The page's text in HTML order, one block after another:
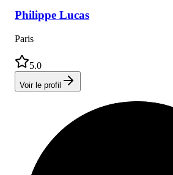
Philippe Lucas
Paris
5.0
Voir le profil